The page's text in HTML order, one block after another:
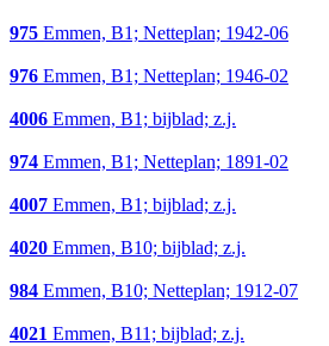
975 Emmen, B1; Netteplan; 1942-06
976 Emmen, B1; Netteplan; 1946-02
4006 Emmen, B1; bijblad; z.j.
974 Emmen, B1; Netteplan; 1891-02
4007 Emmen, B1; bijblad; z.j.
4020 Emmen, B10; bijblad; z.j.
984 Emmen, B10; Netteplan; 1912-07
4021 Emmen, B11; bijblad; z.j.